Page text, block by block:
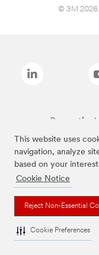
This website uses
navigation, analyze
based on your
Cookie Notice
Reject Non-Essential
Cookie Preferences
© 3M 2026.
De